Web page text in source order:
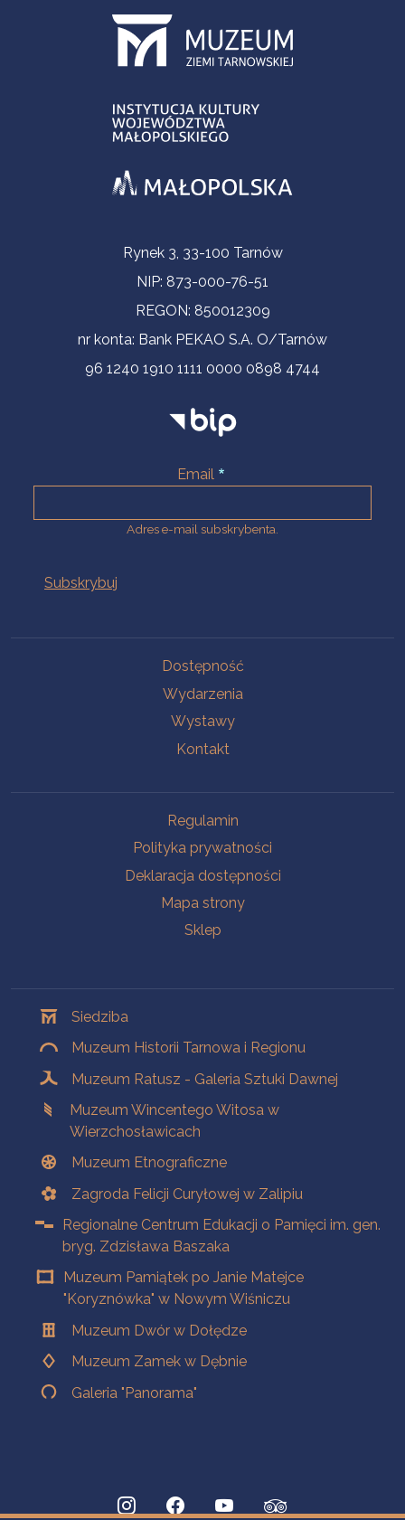
Informacje kontaktoweRynek 3, 33-100 Tarnów
NIP: 873-000-76-51
REGON: 850012309
nr konta: Bank PEKAO S.A. O/Tarnów
96 1240 1910 1111 0000 0898 4744
Email
Adres e-mail subskrybenta.
Dostępność
Wydarzenia
Wystawy
Kontakt
Regulamin
Polityka prywatności
Deklaracja dostępności
Mapa strony
Sklep
Siedziba
Muzeum Historii Tarnowa i Regionu
Muzeum Ratusz - Galeria Sztuki Dawnej
Muzeum Wincentego Witosa w
Wierzchosławicach
Muzeum Etnograficzne
Zagroda Felicji Curyłowej w Zalipiu
Regionalne Centrum Edukacji o Pamięci im. gen.
bryg. Zdzisława Baszaka
Muzeum Pamiątek po Janie Matejce
"Koryznówka" w Nowym Wiśniczu
Muzeum Dwór w Dołędze
Muzeum Zamek w Dębnie
Galeria "Panorama"